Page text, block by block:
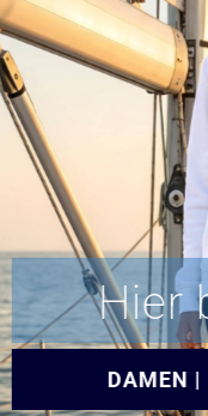
Hier
DAMEN |